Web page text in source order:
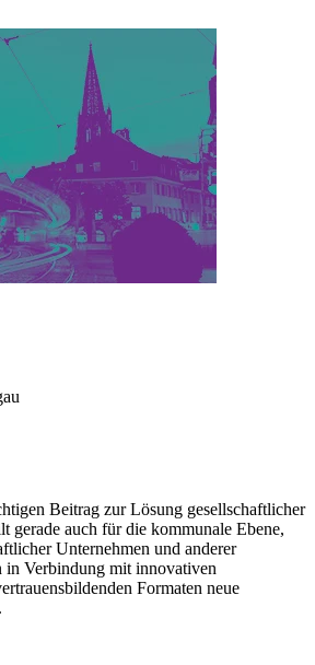
Beitrag zur Lösung gesellschaftlicher
gerade auch für die kommunale Ebene,
Unternehmen und anderer
Verbindung mit innovativen
Formaten neue